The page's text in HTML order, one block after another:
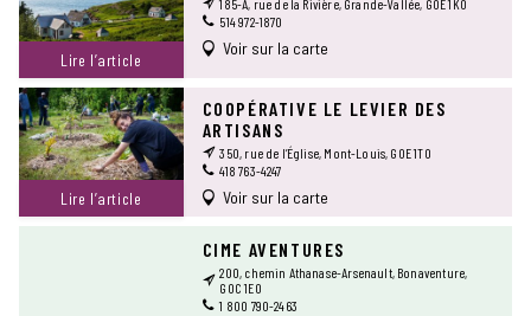
Lire l’article
514 972-1870
Voir sur la carte
Lire l’article
COOPÉRATIVE LE LEVIER DES
ARTISANS
350, rue de l’Église, Mont-Louis, G0E 1T0
418 763-4247
Voir sur la carte
CIME AVENTURES
200, chemin Athanase-Arsenault, Bonaventure,
G0C 1E0
1 800 790-2463